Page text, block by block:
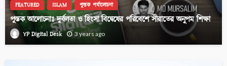
FEATURED ISLAM পুস্তক পর্যালোচনা
পুস্তক আলোচনাঃ দুর্বলতা ও হিংসা বিদ্বেষের পরিবেশে সীরাতের অনুপম শিক্ষা
YP Digital Desk 3 years ago